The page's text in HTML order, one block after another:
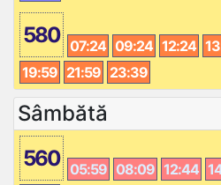
580 07:24 09:24 12:24
19:59 21:59 23:39
Sâmbătă
560 05:59 08:09 12:44